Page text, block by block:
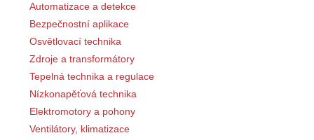
Automatizace a detekce
Bezpečnostní aplikace
Osvětlovací technika
Zdroje a transformátory
Tepelná technika a regulace
Nízkonapěťová technika
Elektromotory a pohony
Ventilátory, klimatizace